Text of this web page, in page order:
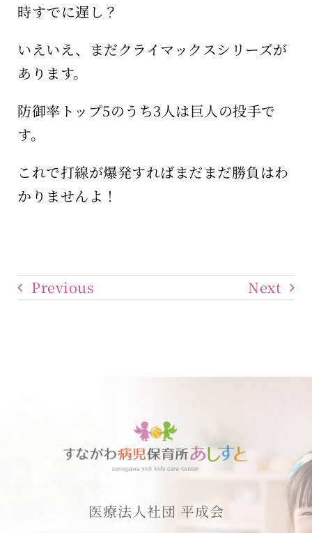
時すでに遅し？
いえいえ、まだクライマックスシリーズが
あります。
防御率トップ5のうち3人は巨人の投手で
す。
これで打線が爆発すればまだまだ勝負はわ
かりませんよ！
Previous Next
医療法人社団 平成会